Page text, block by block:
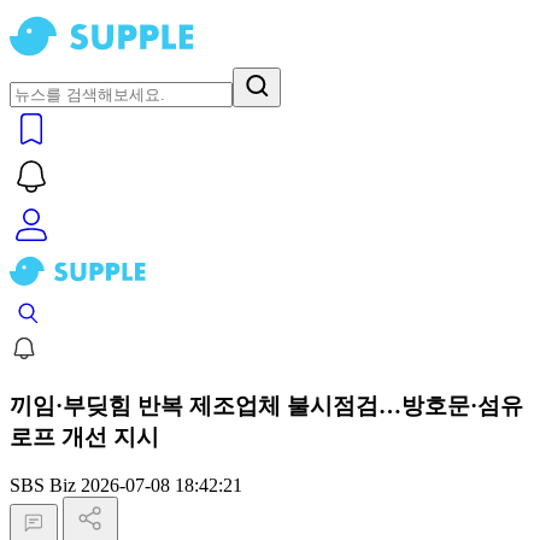
끼임·부딪힘 반복 제조업체 불시점검…방호문·섬유
로프 개선 지시
SBS Biz 2026-07-08 18:42:21